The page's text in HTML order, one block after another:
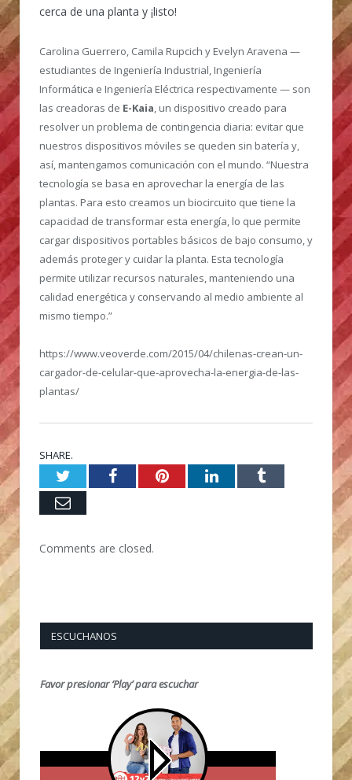
cerca de una planta y ¡listo!
Carolina Guerrero, Camila Rupcich y Evelyn Aravena —
estudiantes de Ingeniería Industrial, Ingeniería
Informática e Ingeniería Eléctrica respectivamente — son
las creadoras de E-Kaia , un dispositivo creado para
resolver un problema de contingencia diaria: evitar que
nuestros dispositivos móviles se queden sin batería y,
así, mantengamos comunicación con el mundo. “Nuestra
tecnología se basa en aprovechar la energía de las
plantas. Para esto creamos un biocircuito que tiene la
capacidad de transformar esta energía, lo que permite
cargar dispositivos portables básicos de bajo consumo, y
además proteger y cuidar la planta. Esta tecnología
permite utilizar recursos naturales, manteniendo una
calidad energética y conservando al medio ambiente al
mismo tiempo.”
https://www.veoverde.com/2015/04/chilenas-crean-un-
cargador-de-celular-que-aprovecha-la-energia-de-las-
plantas/
SHARE.
TwitterFacebookPinterestLinkedInTumblr
Email
Comments are closed.
ESCUCHANOS
Favor presionar ‘Play’ para escuchar